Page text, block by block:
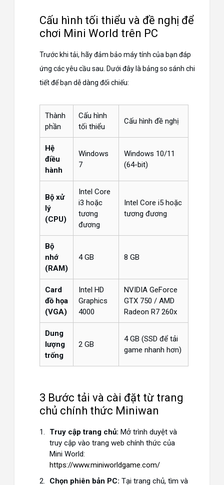
Cấu hình tối thiểu và đề nghị để
chơi Mini World trên PC
Trước khi tải, hãy đảm bảo máy tính của bạn đáp
ứng các yêu cầu sau. Dưới đây là bảng so sánh chi
tiết để bạn dễ dàng đối chiếu:
Thành
phần
Cấu hình
tối thiểu
Cấu hình đề nghị
Hệ
điều
hành
Windows
7
Windows 10/11
(64-bit)
Bộ xử
lý
(CPU)
Intel Core
i3 hoặc
tương
đương
Intel Core i5 hoặc
tương đương
Bộ
nhớ
(RAM)
4 GB 8 GB
Card
đồ họa
(VGA)
Intel HD
Graphics
4000
NVIDIA GeForce
GTX 750 / AMD
Radeon R7 260x
Dung
lượng
trống
2 GB
4 GB (SSD để tải
game nhanh hơn)
3 Bước tải và cài đặt từ trang
chủ chính thức Miniwan
Truy cập trang chủ: Mở trình duyệt và
truy cập vào trang web chính thức của
Mini World:
https://www.miniworldgame.com/
Chọn phiên bản PC: Tại trang chủ, tìm và